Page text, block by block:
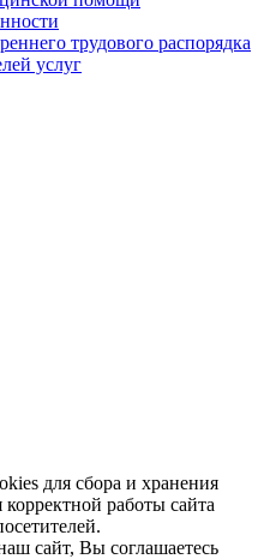
трудового распорядка
услуг
для сбора и хранения
работы сайта
сайт, Вы соглашаетесь